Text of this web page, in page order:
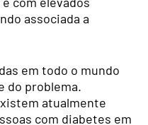
associada a
em todo o mundo
do problema.
atualmente
com diabetes em